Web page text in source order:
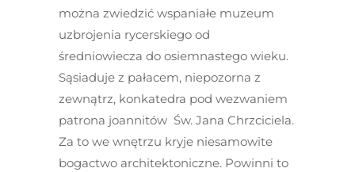
można zwiedzić wspaniałe muzeum
uzbrojenia rycerskiego od
średniowiecza do osiemnastego wieku.
Sąsiaduje z pałacem, niepozorna z
zewnątrz, konkatedra pod wezwaniem
patrona joannitów Św. Jana Chrzciciela.
Za to we wnętrzu kryje niesamowite
bogactwo architektoniczne. Powinni to